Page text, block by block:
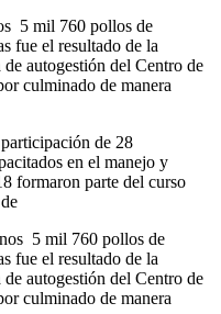
5 mil 760 pollos de
fue el resultado de la
autogestión del Centro de
culminado de manera
de 28
en el manejo y
formaron parte del curso
5 mil 760 pollos de
fue el resultado de la
autogestión del Centro de
culminado de manera